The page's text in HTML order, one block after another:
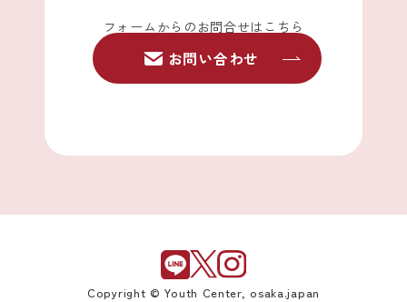
フォームからのお問合せはこちら
お問い合わせ
Copyright © Youth Center, osaka.japan